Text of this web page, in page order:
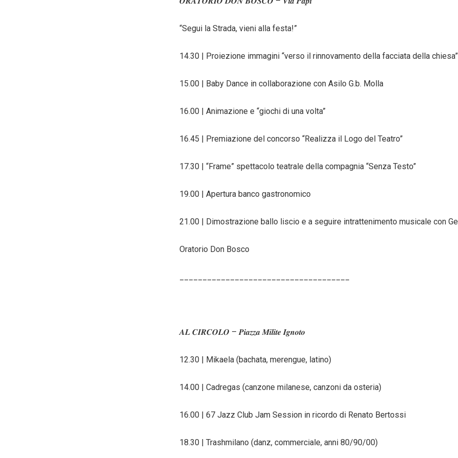
“Segui la Strada, vieni alla festa!”
14.30 | Proiezione immagini “verso il rinnovamento della facciata della chiesa”
15.00 | Baby Dance in collaborazione con Asilo G.b. Molla
16.00 | Animazione e “giochi di una volta”
16.45 | Premiazione del concorso “Realizza il Logo del Teatro”
17.30 | “Frame” spettacolo teatrale della compagnia “Senza Testo”
19.00 | Apertura banco gastronomico
21.00 | Dimostrazione ballo liscio e a seguire intrattenimento musicale con
Oratorio Don Bosco
𝑨𝑳 𝑪𝑰𝑹𝑪𝑶𝑳𝑶 – 𝑷𝒊𝒂𝒛𝒛𝒂 𝑴𝒊𝒍𝒊𝒕𝒆 𝑰𝒈𝒏𝒐𝒕𝒐
12.30 | Mikaela (bachata, merengue, latino)
14.00 | Cadregas (canzone milanese, canzoni da osteria)
16.00 | 67 Jazz Club Jam Session in ricordo di Renato Bertossi
18.30 | Trashmilano (danz, commerciale, anni 80/90/00)